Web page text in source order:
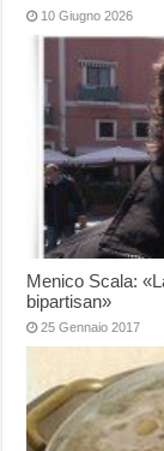
10 Giugno 2026
Menico Scala:
bipartisan»
25 Gennaio 2017